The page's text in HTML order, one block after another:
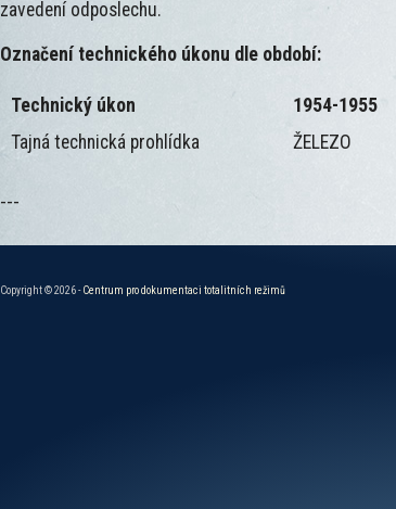
zavedení odposlechu.
Označení technického úkonu dle období:
Technický úkon 1954-1955
Tajná technická prohlídka
ŽELEZO
---
Copyright © 2026 -Centrum pro dokumentaci totalitních režimů